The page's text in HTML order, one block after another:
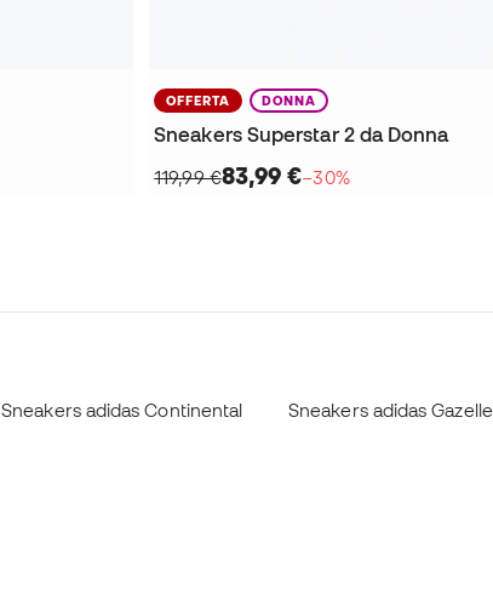
OFFERTA DONNA
Sneakers Superstar 2 da Donna
119,99 €83,99 €−30%
Sneakers adidas Continental Sneakers adidas Gazelle